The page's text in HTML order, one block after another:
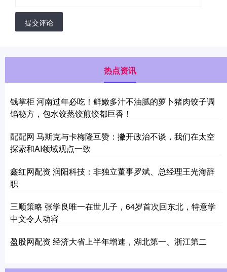
提交评论
热点资讯
钱掌柜 河南过年必吃！鲜嫩多汁不油腻的萝卜猪肉饺子调
馅秘方，包水饺蒸饺煎饺都巨香！
配配网 马斯克与卡梅隆互赞：撇开政治不谈，我们在太空
探索和AI领域观点一致
鑫红网配资 润阳科技：非独立董事罗斌、总经理王光海辞
职
三顺策略 张学良唯一在世儿子，64岁首次回东北，特意学
中文令人动容
盈股网配资 经济大省上半年增速，湖北第一、浙江第二